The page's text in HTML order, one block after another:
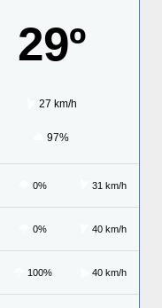
29º
27 km/h
97%
0% 31 km/h
0% 40 km/h
100% 40 km/h